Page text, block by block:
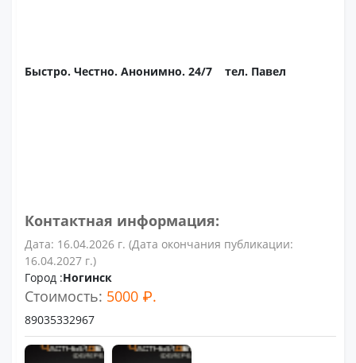
Быстро. Честно. Анонимно. 24/7 тел. Павел
Контактная информация:
Дата: 16.04.2026 г. (Дата окончания публикации:
16.04.2027 г.)
Город :Ногинск
Стоимость: 5000 ₽.
89035332967